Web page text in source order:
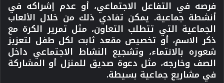
فرصه في التفاعل الاجتماعي، أو عدم إشراكه في
أنشطة جماعية. يمكن تفادي ذلك من خلال الألعاب
الجماعية التي تتطلب التعاون، مثل تمرير الكرة مع
ذكر الاسم، أو تخصيص مقعد ثابت لكل طفل لتعزيز
شعوره بالانتماء، وتشجيع النشاط الاجتماعي داخل
الصف وخارجه، مثل دعوة صديق للمنزل أو المشاركة
في مشاريع جماعية بسيطة.